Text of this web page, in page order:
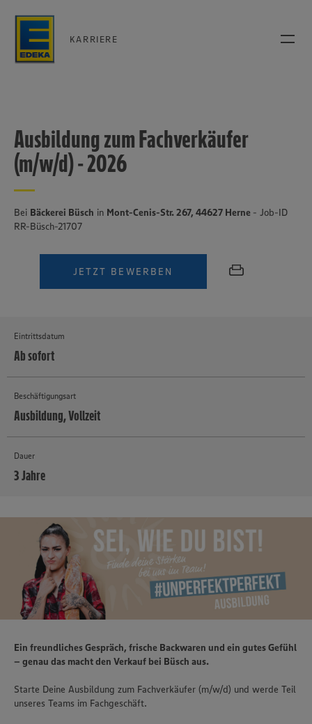
KARRIERE
Ausbildung zum Fachverkäufer
(m/w/d) - 2026
Bei Bäckerei Büsch in Mont-Cenis-Str. 267, 44627 Herne - Job-ID
RR-Büsch-21707
JETZT BEWERBEN
Eintrittsdatum
Ab sofort
Beschäftigungsart
Ausbildung, Vollzeit
Dauer
3 Jahre
Ein freundliches Gespräch, frische Backwaren und ein gutes Gefühl
– genau das macht den Verkauf bei Büsch aus.
Starte Deine Ausbildung zum Fachverkäufer (m/w/d) und werde Teil
unseres Teams im Fachgeschäft.